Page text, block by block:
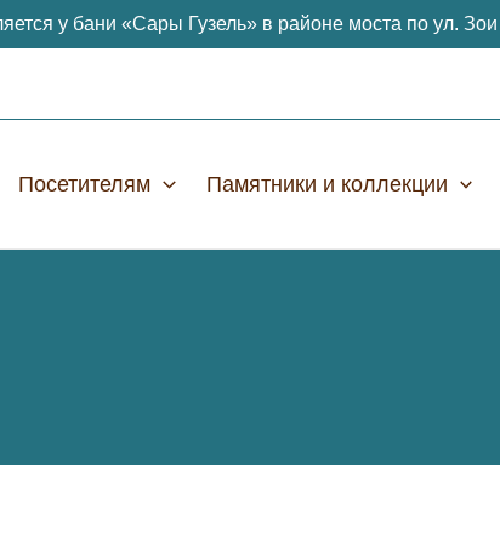
у бани «Сары Гузель» в районе моста по ул.
Посетителям Памятники и коллекции